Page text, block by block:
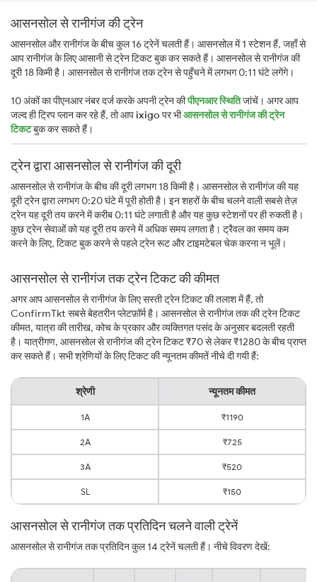
आसनसोल से रानीगंज की ट्रेन
आसनसोल और रानीगंज के बीच कुल 16 ट्रेनें चलती हैं। आसनसोल में 1 स्टेशन हैं, जहाँ से
आप रानीगंज के लिए आसानी से ट्रेन टिकट बुक कर सकते हैं। आसनसोल से रानीगंज की
दूरी 18 किमी है। आसनसोल से रानीगंज तक ट्रेन से पहुँचने में लगभग 0:11 घंटे लगेंगे।
10 अंकों का पीएनआर नंबर दर्ज करके अपनी ट्रेन कीपीएनआर स्थितिजांचें। अगर आप
जल्द ही ट्रिप प्लान कर रहे हैं, तो आपixigoपर भीआसनसोल से रानीगंज की ट्रेन
टिकटबुक कर सकते हैं।
ट्रेन द्वारा आसनसोल से रानीगंज की दूरी
आसनसोल से रानीगंज के बीच की दूरी लगभग 18 किमी है। आसनसोल से रानीगंज की यह
दूरी ट्रेन द्वारा लगभग 0:20 घंटे में पूरी होती है। इन शहरों के बीच चलने वाली सबसे तेज़
ट्रेन यह दूरी तय करने में करीब 0:11 घंटे लगाती है और यह कुछ स्टेशनों पर ही रुकती है।
कुछ ट्रेन सेवाओं को यह दूरी तय करने में अधिक समय लगता है। ट्रैवल का समय कम
करने के लिए, टिकट बुक करने से पहले ट्रेन रूट और टाइमटेबल चेक करना न भूलें।
आसनसोल से रानीगंज तक ट्रेन टिकट की कीमत
अगर आप आसनसोल से रानीगंज के लिए सस्ती ट्रेन टिकट की तलाश में हैं, तो
ConfirmTkt सबसे बेहतरीन प्लेटफ़ॉर्म है। आसनसोल से रानीगंज तक की ट्रेन टिकट
कीमत, यात्रा की तारीख, कोच के प्रकार और व्यक्तिगत पसंद के अनुसार बदलती रहती
है। यात्रीगण, आसनसोल से रानीगंज की ट्रेन टिकट ₹70 से लेकर ₹1280 के बीच प्राप्त
कर सकते हैं। सभी श्रेणियों के लिए टिकट की न्यूनतम कीमतें नीचे दी गयी हैं:
श्रेणी न्यूनतम कीमत
1A ₹1190
2A ₹725
3A ₹520
SL ₹150
आसनसोल से रानीगंज तक प्रतिदिन चलने वाली ट्रेनें
आसनसोल से रानीगंज तक प्रतिदिन कुल 14 ट्रेनें चलती हैं। नीचे विवरण देखें: